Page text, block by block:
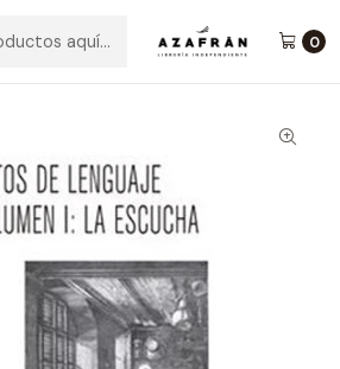
0
Filosofía
Volumen I La Escucha